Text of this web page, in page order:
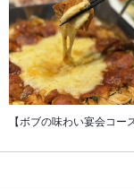
【ボブの味わい宴会コー